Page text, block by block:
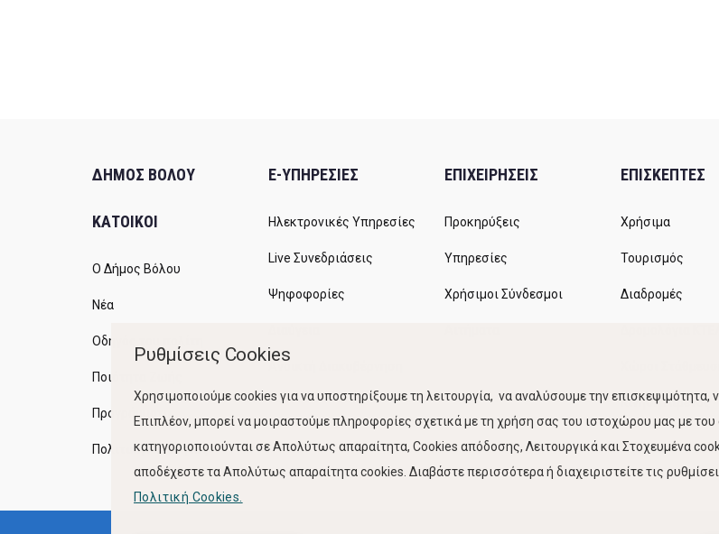
ΔΗΜΟΣ ΒΟΛΟΥ
ΚΑΤΟΙΚΟΙ
Ο Δήμος Βόλου
Νέα
Οδηγός του πολίτη
Ποιότητα Ζωής
Προγράμματα
Πολιτική Ποιότητας
E-ΥΠΗΡΕΣΙΕΣ
Ηλεκτρονικές Υπηρεσίες
Live Συνεδριάσεις
Ψηφοφορίες
ΕΠΙΧΕΙΡΗΣΕΙΣ
Προκηρύξεις
Υπηρεσίες
Χρήσιμοι Σύνδεσμοι
ΕΠΙΣΚΕΠΤΕΣ
Χρήσιμα
Τουρισμός
Διαδρομές
Κίνηση Λιμένος
Ρυθμίσεις Cookies
Χρησιμοποιούμε cookies για να υποστηρίξουμε τη λειτουργία, να αναλύσουμε την
Επιπλέον, μπορεί να μοιραστούμε πληροφορίες σχετικά με τη χρήση σας του ιστοχώρου μας με
κατηγοριοποιούνται σε Απολύτως απαραίτητα, Cookies απόδοσης, Λειτουργικά και Στοχευμένα
αποδέχεστε τα Απολύτως απαραίτητα cookies. Διαβάστε περισσότερα ή διαχειριστείτε τις
Πολιτική Cookies.